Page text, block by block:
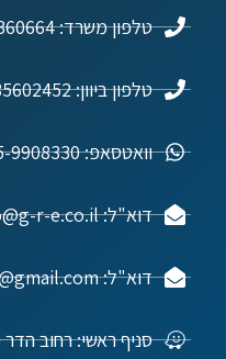
טלפון משרד: 04-6360664
טלפון ביוון: 30-6985602452
וואטסאפ: 055-9908330
דוא"ל: info@g-r-e.co.il
דוא"ל: idan.sarussi@gmail.com
סניף ראשי: רחוב הדר 40, קיסריה